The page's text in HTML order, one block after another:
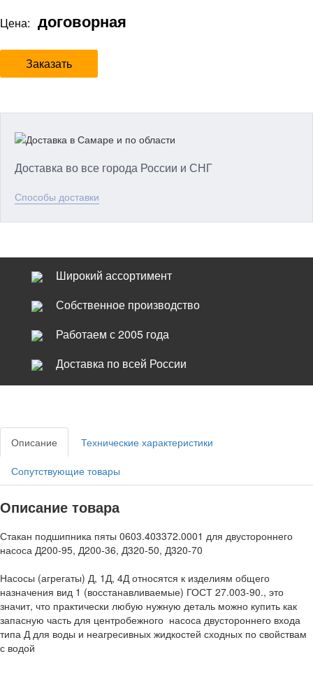
Цена: договорная
Заказать
Доставка во все города России и СНГ
Способы доставки
Широкий ассортимент
Собственное производство
Работаем с 2005 года
Доставка по всей России
Описание Технические характеристики
Сопутствующие товары
Описание товара
Стакан подшипника пяты 0603.403372.0001 для двустороннего
насоса Д200-95, Д200-36, Д320-50, Д320-70
Насосы (агрегаты) Д, 1Д, 4Д относятся к изделиям общего
назначения вид 1 (восстанавливаемые) ГОСТ 27.003-90., это
значит, что практически любую нужную деталь можно купить как
запасную часть для центробежного насоса двустороннего входа
типа Д для воды и неагресивных жидкостей сходных по свойствам
с водой